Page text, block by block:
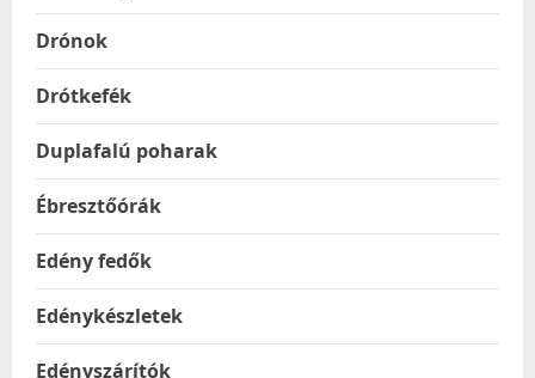
Drónok
Drótkefék
Duplafalú poharak
Ébresztőórák
Edény fedők
Edénykészletek
Edényszárítók